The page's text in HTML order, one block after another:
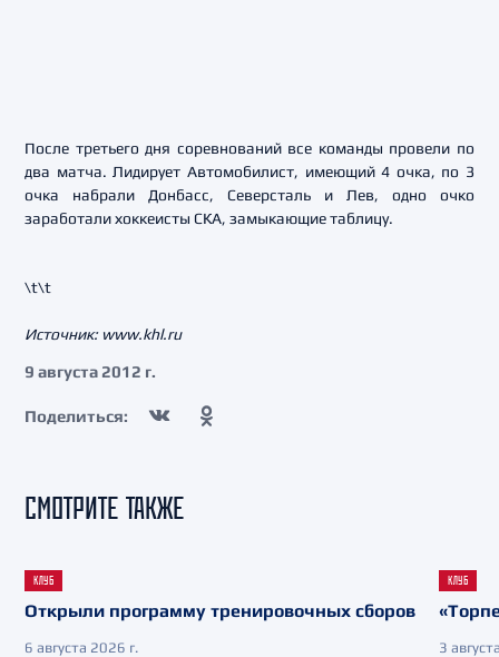
После третьего дня соревнований все команды провели по
два матча. Лидирует Автомобилист, имеющий 4 очка, по 3
очка набрали Донбасс, Северсталь и Лев, одно очко
заработали хоккеисты СКА, замыкающие таблицу.
\t\t
Источник: www.khl.ru
9 августа 2012 г.
Поделиться:
СМОТРИТЕ ТАКЖЕ
КЛУБ
Открыли программу тренировочных сборов
6 августа 2026 г.
КЛУБ
3